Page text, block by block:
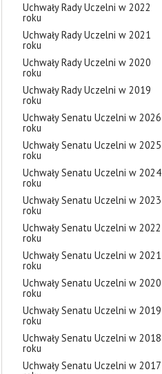
Uchwały Rady Uczelni w 2022
roku
Uchwały Rady Uczelni w 2021
roku
Uchwały Rady Uczelni w 2020
roku
Uchwały Rady Uczelni w 2019
roku
Uchwały Senatu Uczelni w 2026
roku
Uchwały Senatu Uczelni w 2025
roku
Uchwały Senatu Uczelni w 2024
roku
Uchwały Senatu Uczelni w 2023
roku
Uchwały Senatu Uczelni w 2022
roku
Uchwały Senatu Uczelni w 2021
roku
Uchwały Senatu Uczelni w 2020
roku
Uchwały Senatu Uczelni w 2019
roku
Uchwały Senatu Uczelni w 2018
roku
Uchwały Senatu Uczelni w 2017